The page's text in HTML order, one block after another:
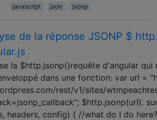
javascript json jsonp
de la réponse JSONP $
la $http.jsonp()requête d'angular qui
dans une fonction: var url =
rest/v1/sites/
$http.jsonp(url).
headers, config) { //what do I do